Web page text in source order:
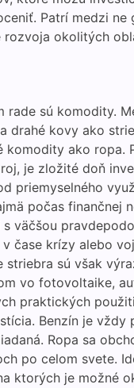
Patrí medzi ne
rozvoja okolitých
rade sú komodity.
drahé kovy ako
komodity ako ropa.
je zložité doň
priemyselného
počas finančnej
väčšou
čase krízy alebo
striebra sú však
vo fotovoltaike,
praktických
Benzín je vždy
Ropa sa
po celom svete.
ktorých je možné